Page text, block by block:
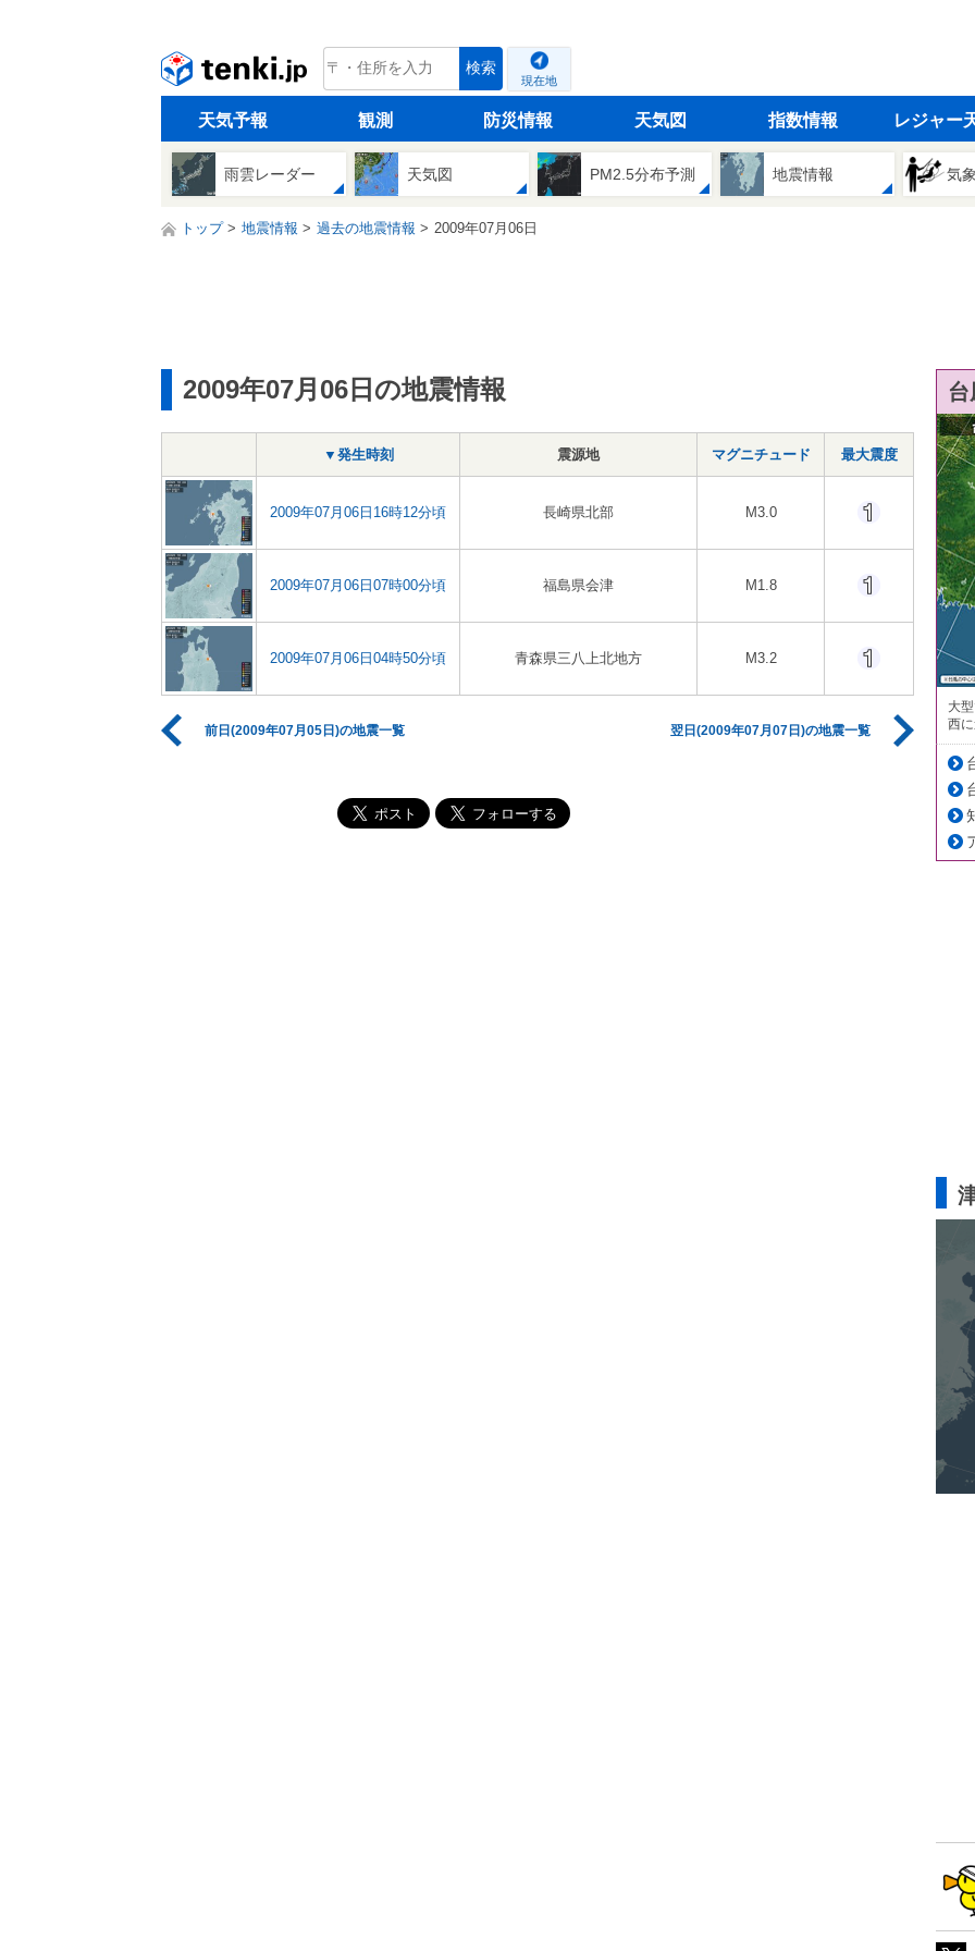
tenki.jp 検索
現在地
天気予報 観測 防災情報 天気図 指数情報 レジャー
雨雲レーダー 天気図 PM2.5分布予測 地震情報 気
トップ 地震情報 過去の地震情報 2009年07月06日
2009年07月06日の地震情報
▼発生時刻 震源地 マグニチュード 最大震度
2009年07月06日16時12分頃 長崎県北部 M3.0
2009年07月06日07時00分頃 福島県会津 M1.8
2009年07月06日04時50分頃 青森県三八上北地方 M3.2
前日(2009年07月05日)の地震一覧 翌日(2009年07月07日)の地震一覧
大
西